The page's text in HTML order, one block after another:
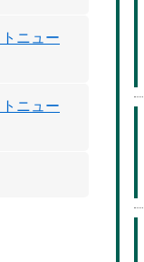
ニュー
ニュー